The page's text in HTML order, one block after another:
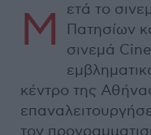
Μ
ετά το
Πατησίων
σινεμά
κέντρο της